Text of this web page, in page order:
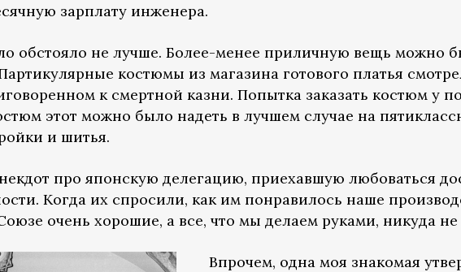
зарплату инженера.
обстояло не лучше. Более-менее приличную вещь можно
костюмы из магазина готового платья
к смертной казни. Попытка заказать костюм у
этот можно было надеть в лучшем случае на
и шитья.
про японскую делегацию, приехавшую любоваться
Когда их спросили, как им понравилось наше
очень хорошие, а все, что мы делаем руками, никуда не
Впрочем, одна моя знакомая